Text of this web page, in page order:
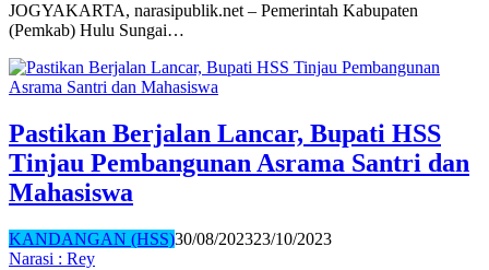
JOGYAKARTA, narasipublik.net – Pemerintah Kabupaten
(Pemkab) Hulu Sungai…
Pastikan Berjalan Lancar, Bupati HSS
Tinjau Pembangunan Asrama Santri dan
Mahasiswa
KANDANGAN (HSS)30/08/202323/10/2023
Narasi : Rey